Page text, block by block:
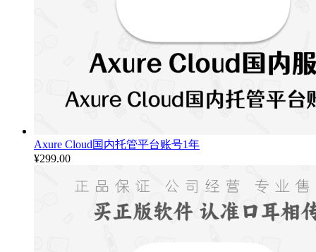
Axure Cloud国内托管平台账号1年
¥299.00